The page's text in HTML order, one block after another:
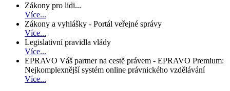
Zákony pro lidi...
Více...
Zákony a vyhlášky - Portál veřejné správy
Více...
Legislativní pravidla vlády
Více...
EPRAVO Váš partner na cestě právem - EPRAVO Premium:
Nejkomplexnější systém online právnického vzdělávání
Více...